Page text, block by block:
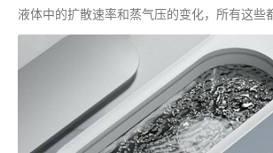
液体中的扩散速率和蒸气压的变化，所有这些